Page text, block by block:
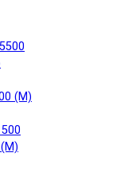
(М)
(М)